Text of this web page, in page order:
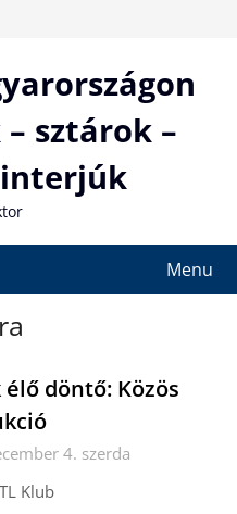
sztárok –
Menu
döntő: Közös
4. szerda
Klub